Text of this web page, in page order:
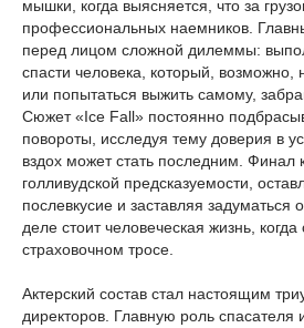
мышки, когда выясняется, что за
профессиональных наемников.
перед лицом сложной дилеммы:
спасти человека, который, возможно,
или попытаться выжить самому,
Сюжет «Ice Fall» постоянно
повороты, исследуя тему доверия в
вздох может стать последним. Финал
голливудской предсказуемости,
послевкусие и заставляя задуматься
деле стоит человеческая жизнь,
страховочном тросе.
Актерский состав стал настоящим
директоров. Главную роль спасателя